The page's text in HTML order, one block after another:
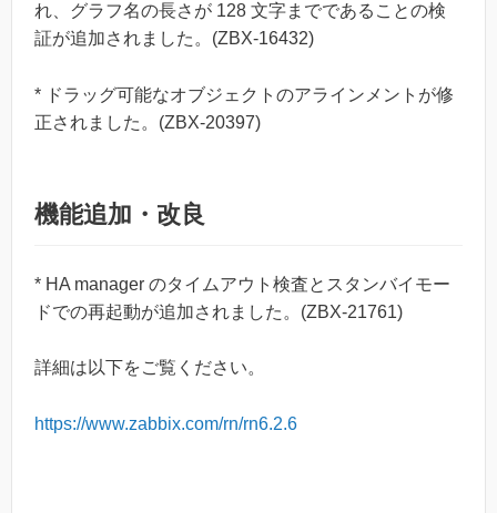
れ、グラフ名の長さが 128 文字までであることの検
証が追加されました。(ZBX-16432)
* ドラッグ可能なオブジェクトのアラインメントが修
正されました。(ZBX-20397)
機能追加・改良
* HA manager のタイムアウト検査とスタンバイモー
ドでの再起動が追加されました。(ZBX-21761)
詳細は以下をご覧ください。
https://www.zabbix.com/rn/rn6.2.6